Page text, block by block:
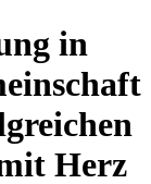
in
Herz